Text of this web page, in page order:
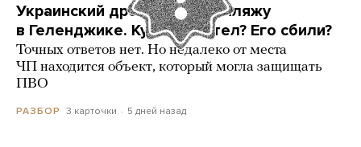
Украинский дрон попал по пляжу
в Геленджике. Куда он летел? Его сбили?
Точных ответов нет. Но недалеко от места
ЧП находится объект, который могла защищать
ПВО
РАЗБОР 3 карточки 5 дней назад